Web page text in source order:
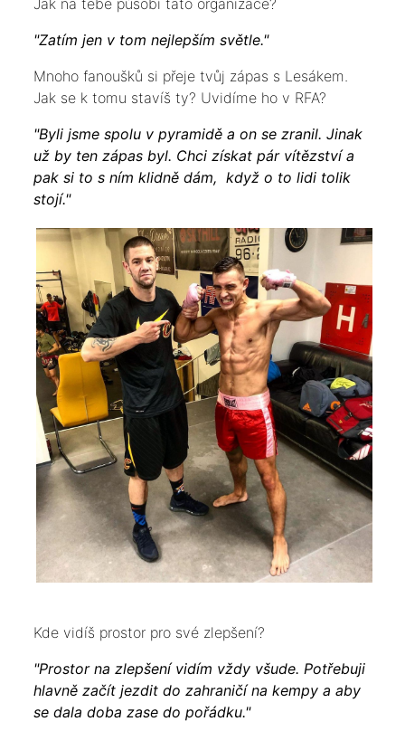
Jak na tebe působí tato organizace?
"Zatím jen v tom nejlepším světle."
Mnoho fanoušků si přeje tvůj zápas s Lesákem.
Jak se k tomu stavíš ty? Uvidíme ho v RFA?
"Byli jsme spolu v pyramidě a on se zranil. Jinak
už by ten zápas byl. Chci získat pár vítězství a
pak si to s ním klidně dám, když o to lidi tolik
stojí."
Kde vidíš prostor pro své zlepšení?
"Prostor na zlepšení vidím vždy všude. Potřebuji
hlavně začít jezdit do zahraničí na kempy a aby
se dala doba zase do pořádku."